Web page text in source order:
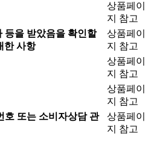
상품페이
지 참고
등을 받았음을 확인할
한 사항
상품페이
지 참고
상품페이
지 참고
상품페이
지 참고
호 또는 소비자상담 관
상품페이
지 참고